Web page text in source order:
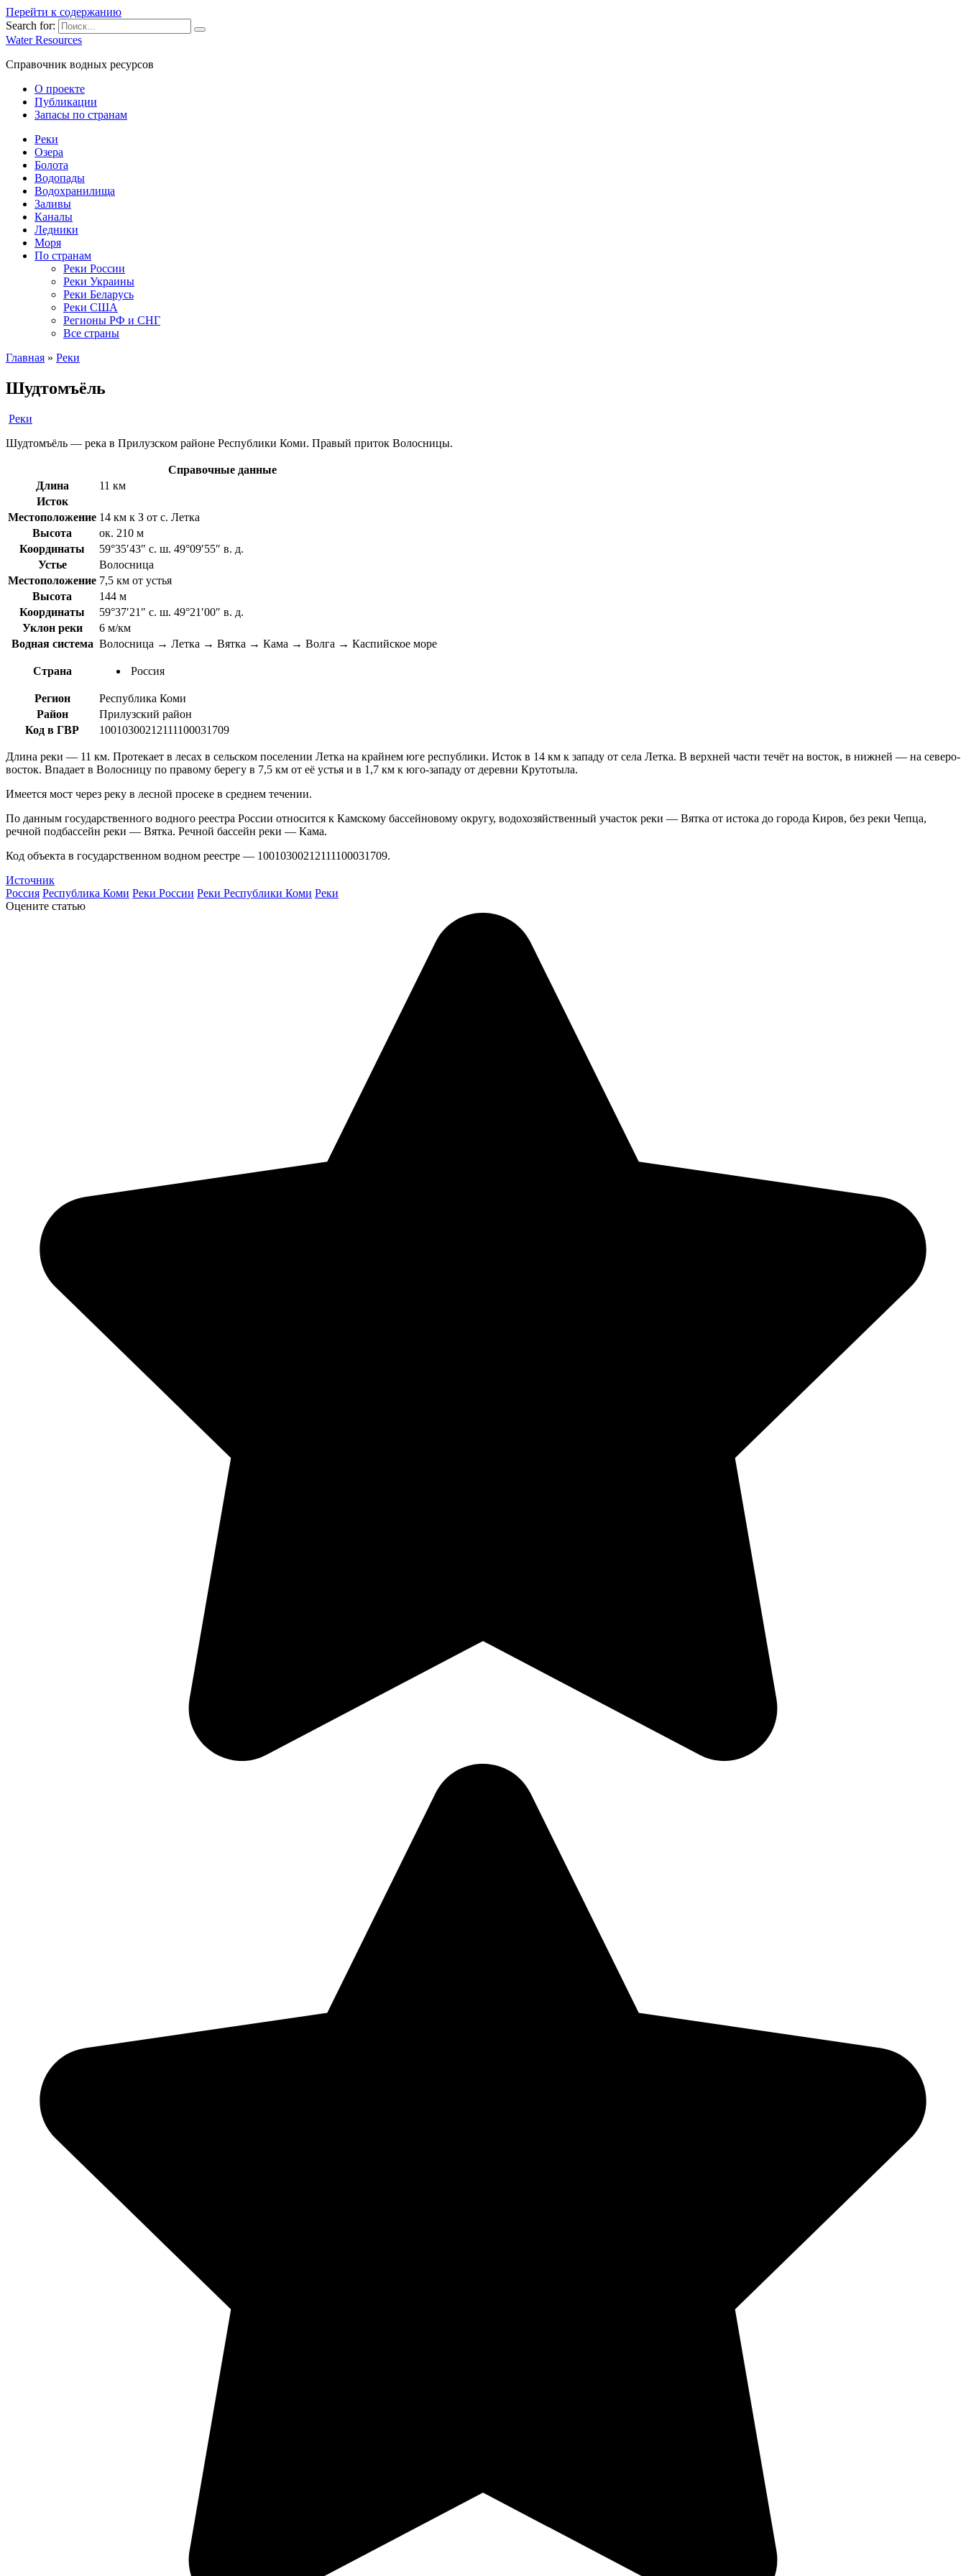
Перейти к содержанию
Search for:
Water Resources
Справочник водных ресурсов
О проекте
Публикации
Запасы по странам
Реки
Озера
Болота
Водопады
Водохранилища
Заливы
Каналы
Ледники
Моря
По странам
Реки России
Реки Украины
Реки Беларусь
Реки США
Регионы РФ и СНГ
Все страны
Главная » Реки
Шудтомъёль
Реки
Шудтомъёль — река в Прилузском районе Республики Коми. Правый приток Волосницы.
Справочные данные
Длина
11 км
Исток
Местоположение 14 км к З от с. Летка
Высота
ок. 210 м
Координаты
59°35′43″ с. ш. 49°09′55″ в. д.
Устье
Волосница
Местоположение 7,5 км от устья
Высота
144 м
Координаты
59°37′21″ с. ш. 49°21′00″ в. д.
Уклон реки
6 м/км
Водная система Волосница → Летка → Вятка → Кама → Волга → Каспийское море
Страна Россия
Регион
Республика Коми
Район
Прилузский район
Код в ГВР
10010300212111100031709
Длина реки — 11 км. Протекает в лесах в сельском поселении Летка на крайнем юге республики. Исток в 14 км к западу от села Летка. В верхней части течёт на восток, в нижней — на северо-
восток. Впадает в Волосницу по правому берегу в 7,5 км от её устья и в 1,7 км к юго-западу от деревни Крутотыла.
Имеется мост через реку в лесной просеке в среднем течении.
По данным государственного водного реестра России относится к Камскому бассейновому округу, водохозяйственный участок реки — Вятка от истока до города Киров, без реки Чепца,
речной подбассейн реки — Вятка. Речной бассейн реки — Кама.
Код объекта в государственном водном реестре — 10010300212111100031709.
Источник
Россия Республика Коми Реки России Реки Республики Коми Реки
Оцените статью